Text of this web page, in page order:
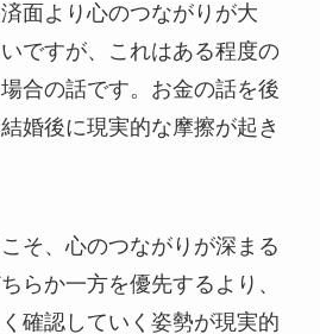
面より心のつながりが大
ですが、これはある程度の
合の話です。お金の話を後
婚後に現実的な摩擦が起き
そ、心のつながりが深まる
らか一方を優先するより、
確認していく姿勢が現実的